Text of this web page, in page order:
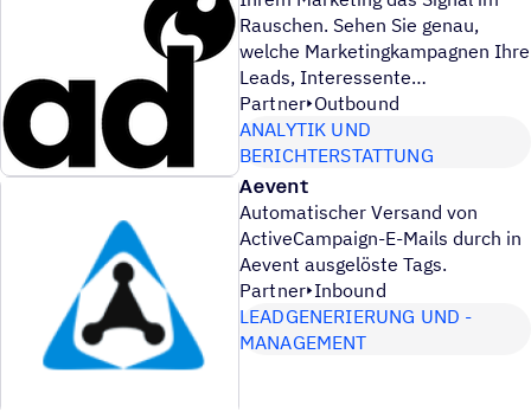
Rauschen. Sehen Sie genau,
welche Marketingkampagnen Ihre
Leads, Interessente
Partner Outbound
ANALYTIK UND
BERICHTERSTATTUNG
Aevent
Automatischer Versand von
ActiveCampaign-E-Mails durch in
Aevent ausgelöste Tags.
Partner Inbound
LEADGENERIERUNG UND -
MANAGEMENT